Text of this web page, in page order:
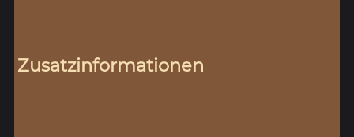
Zusatzinformationen